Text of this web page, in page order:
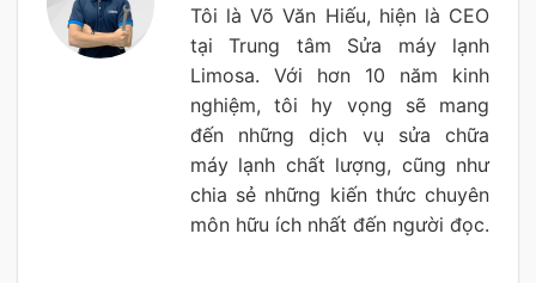
Tôi là Võ Văn Hiếu, hiện là CEO
tại Trung tâm Sửa máy lạnh
Limosa. Với hơn 10 năm kinh
nghiệm, tôi hy vọng sẽ mang
đến những dịch vụ sửa chữa
máy lạnh chất lượng, cũng như
chia sẻ những kiến thức chuyên
môn hữu ích nhất đến người đọc.